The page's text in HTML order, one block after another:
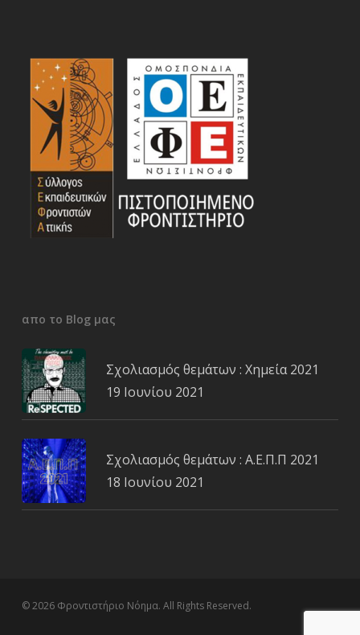
απο το Blog μας
Σχολιασμός θεμάτων : Χημεία 2021
19 Ιουνίου 2021
Σχολιασμός θεμάτων : Α.Ε.Π.Π 2021
18 Ιουνίου 2021
© 2026 Φροντιστήριο Νόημα. All Rights Reserved.